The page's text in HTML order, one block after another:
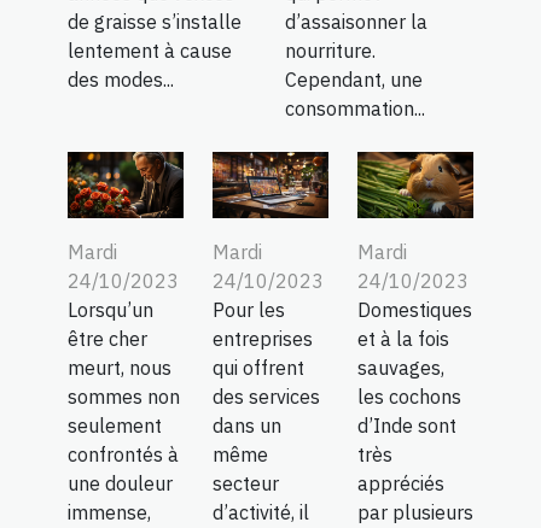
de graisse s’installe
lentement à cause
des modes...
d’assaisonner la
nourriture.
Cependant, une
consommation...
Mardi
24/10/2023
Lorsqu’un
être cher
meurt, nous
sommes non
seulement
confrontés à
une douleur
immense,
Mardi
24/10/2023
Pour les
entreprises
qui offrent
des services
dans un
même
secteur
d’activité, il
Mardi
24/10/2023
Domestiques
et à la fois
sauvages,
les cochons
d’Inde sont
très
appréciés
par plusieurs